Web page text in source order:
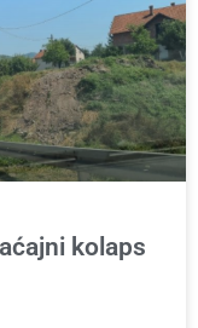
kolaps